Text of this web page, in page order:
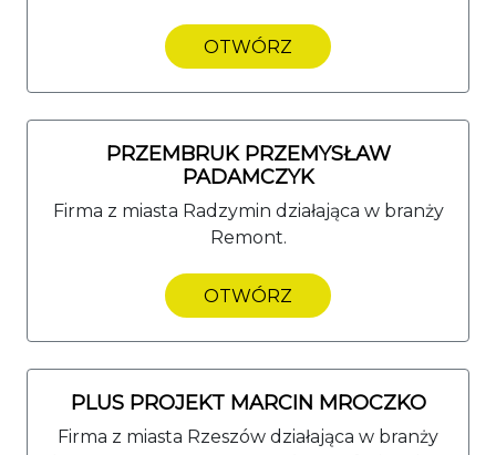
OTWÓRZ
PRZEMBRUK PRZEMYSŁAW
PADAMCZYK
Firma z miasta Radzymin działająca w branży
Remont.
OTWÓRZ
PLUS PROJEKT MARCIN MROCZKO
Firma z miasta Rzeszów działająca w branży